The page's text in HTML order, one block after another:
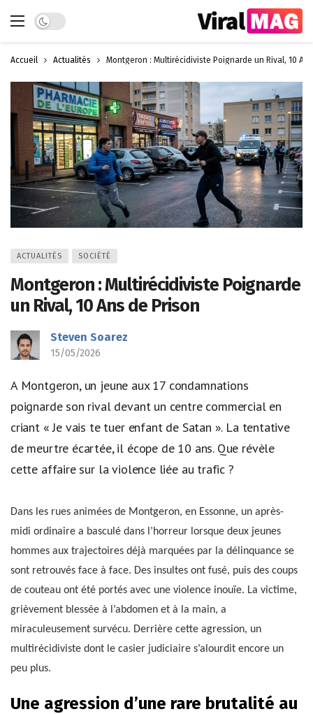
Dark mode
Accueil Actualités Montgeron : Multirécidiviste Poignarde un Rival, 10
ACTUALITÉS SOCIÉTÉ
Montgeron : Multirécidiviste Poignarde
un Rival, 10 Ans de Prison
Steven Soarez
15/05/2026
A Montgeron, un jeune aux 17 condamnations
poignarde son rival devant un centre commercial en
criant « Je vais te tuer enfant de Satan ». La tentative
de meurtre écartée, il écope de 10 ans. Que révèle
cette affaire sur la violence liée au trafic ?
Dans les rues animées de Montgeron, en Essonne, un après-
midi ordinaire a basculé dans l’horreur lorsque deux jeunes
hommes aux trajectoires déjà marquées par la délinquance se
sont retrouvés face à face. Des insultes ont fusé, puis des coups
de couteau ont été portés avec une violence inouïe. La victime,
grièvement blessée à l’abdomen et à la main, a
miraculeusement survécu. Derrière cette agression, un
multirécidiviste dont le casier judiciaire s’alourdit encore un
peu plus.
Une agression d’une rare brutalité au